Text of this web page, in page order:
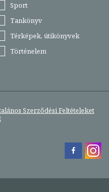
Sport
Tankönyv
Térképek, útikönyvek
Történelem
Szerződési Feltételeket